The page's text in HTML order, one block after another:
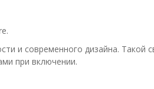
и современного дизайна.
при включении.